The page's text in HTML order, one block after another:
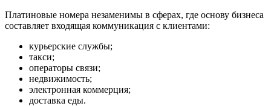
Платиновые номера незаменимы в сферах, где основу бизнеса
составляет входящая коммуникация с клиентами:
курьерские службы;
такси;
операторы связи;
недвижимость;
электронная коммерция;
доставка еды.